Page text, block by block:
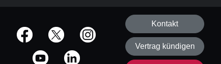
offizielle Social Media-Accounts
Kontakt
Vertrag kündigen